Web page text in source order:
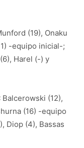
(19), Onaku
-equipo inicial-;
Harel (-) y
Balcerowski (12),
(16) -equipo
Diop (4), Bassas